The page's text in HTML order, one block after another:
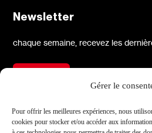
Gérer le
Pour offrir les meilleures expériences, nous
cookies pour stocker et/ou accéder aux
Newsletter
chaque semaine, recevez les
À propos
Qui sommes-nous